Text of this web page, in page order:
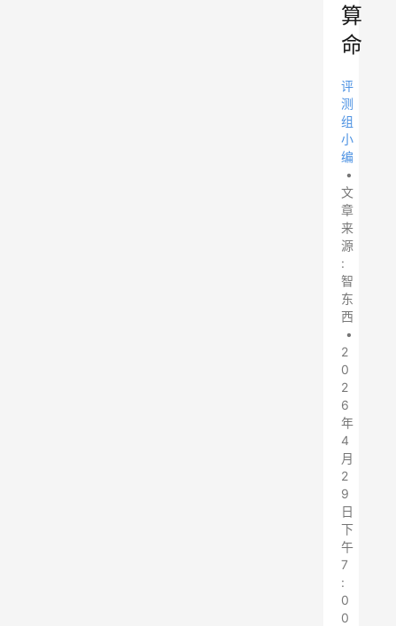
算
命
评
测
组
小
编
•
文
章
来
源
:
智
东
西
•
2
0
2
6
年
4
月
2
9
日
下
午
7
:
0
0